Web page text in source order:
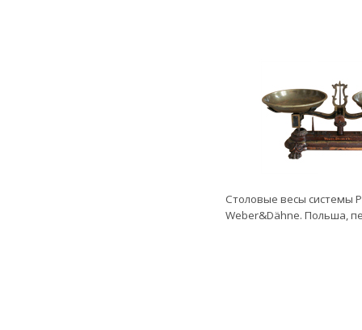
Столовые весы системы
Weber&Dähne. Польша,